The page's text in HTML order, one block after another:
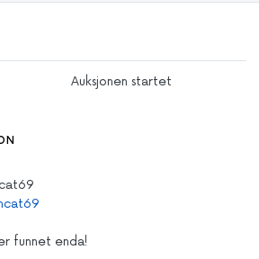
Auksjonen startet
funnet enda!